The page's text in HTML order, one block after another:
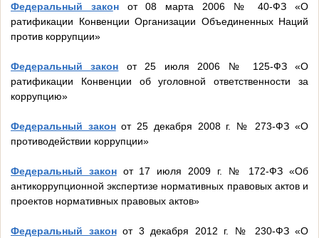
Федеральный законот 08 марта 2006 № 40-ФЗ «О
ратификации Конвенции Организации Объединенных Наций
против коррупции»
Федеральный закон от 25 июля 2006 № 125-ФЗ «О
ратификации Конвенции об уголовной ответственности за
коррупцию»
Федеральный законот 25 декабря 2008 г. № 273-ФЗ «О
противодействии коррупции»
Федеральный законот 17 июля 2009 г. № 172-ФЗ «Об
антикоррупционной экспертизе нормативных правовых актов и
проектов нормативных правовых актов»
Федеральный законот 3 декабря 2012 г. № 230-ФЗ «О